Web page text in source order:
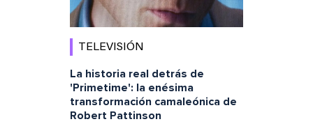
TELEVISIÓN
La historia real detrás de
'Primetime': la enésima
transformación camaleónica de
Robert Pattinson